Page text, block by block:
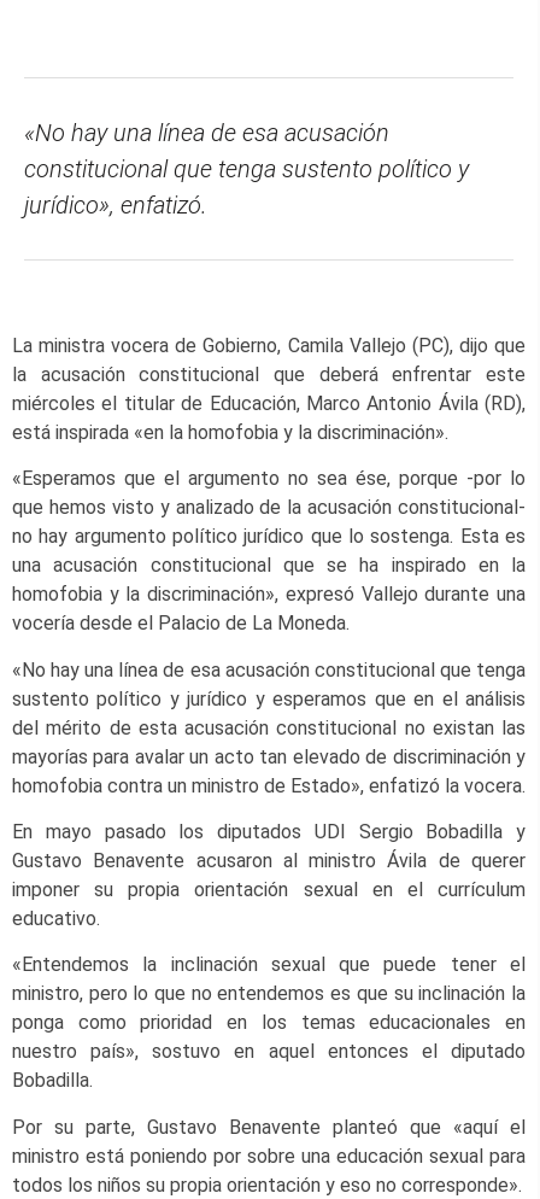
«No hay una línea de esa acusación
constitucional que tenga sustento político y
jurídico», enfatizó.
La ministra vocera de Gobierno, Camila Vallejo (PC), dijo que
la acusación constitucional que deberá enfrentar este
miércoles el titular de Educación, Marco Antonio Ávila (RD),
está inspirada «en la homofobia y la discriminación».
«Esperamos que el argumento no sea ése, porque -por lo
que hemos visto y analizado de la acusación constitucional-
no hay argumento político jurídico que lo sostenga. Esta es
una acusación constitucional que se ha inspirado en la
homofobia y la discriminación», expresó Vallejo durante una
vocería desde el Palacio de La Moneda.
«No hay una línea de esa acusación constitucional que tenga
sustento político y jurídico y esperamos que en el análisis
del mérito de esta acusación constitucional no existan las
mayorías para avalar un acto tan elevado de discriminación y
homofobia contra un ministro de Estado», enfatizó la vocera.
En mayo pasado los diputados UDI Sergio Bobadilla y
Gustavo Benavente acusaron al ministro Ávila de querer
imponer su propia orientación sexual en el currículum
educativo.
«Entendemos la inclinación sexual que puede tener el
ministro, pero lo que no entendemos es que su inclinación la
ponga como prioridad en los temas educacionales en
nuestro país», sostuvo en aquel entonces el diputado
Bobadilla.
Por su parte, Gustavo Benavente planteó que «aquí el
ministro está poniendo por sobre una educación sexual para
todos los niños su propia orientación y eso no corresponde».